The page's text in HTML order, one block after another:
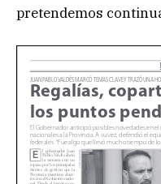
pretendemos